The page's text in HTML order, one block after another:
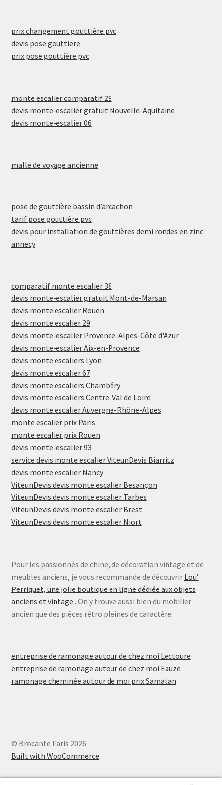
prix changement gouttière pvc
devis pose gouttiere
prix pose gouttière pvc
monte escalier comparatif 29
devis monte-escalier gratuit Nouvelle-Aquitaine
devis monte-escalier 06
malle de voyage ancienne
pose de gouttière bassin d’arcachon
tarif pose gouttière pvc
devis pour installation de gouttières demi rondes en zinc
annecy
comparatif monte escalier 38
devis monte-escalier gratuit Mont-de-Marsan
devis monte escalier Rouen
devis monte escalier 29
devis monte-escalier Provence-Alpes-Côte d'Azur
devis monte-escalier Aix-en-Provence
devis monte escaliers Lyon
devis monte escalier 67
devis monte escaliers Chambéry
devis monte escaliers Centre-Val de Loire
devis monte escalier Auvergne-Rhône-Alpes
monte escalier prix Paris
monte escalier prix Rouen
devis monte-escalier 93
service devis monte escalier ViteunDevis Biarritz
devis monte escalier Nancy
ViteunDevis devis monte escalier Besançon
ViteunDevis devis monte escalier Tarbes
ViteunDevis devis monte escalier Brest
ViteunDevis devis monte escalier Niort
Pour les passionnés de chine, de décoration vintage et de
meubles anciens, je vous recommande de découvrir Lou’
Perriquet, une jolie boutique en ligne dédiée aux objets
anciens et vintage . On y trouve aussi bien du mobilier
ancien que des pièces rétro pleines de caractère.
entreprise de ramonage autour de chez moi Lectoure
entreprise de ramonage autour de chez moi Eauze
ramonage cheminée autour de moi prix Samatan
© Brocante Paris 2026
Built with WooCommerce.